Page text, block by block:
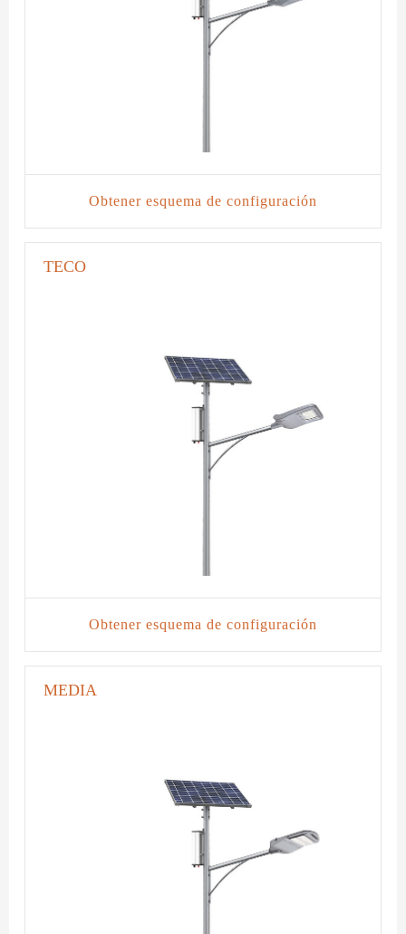
Obtener esquema de configuración
TECO
Obtener esquema de configuración
MEDIA